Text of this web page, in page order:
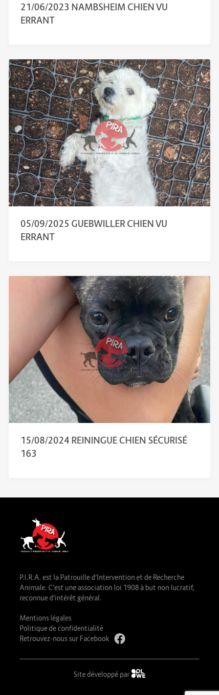
21/06/2023 NAMBSHEIM CHIEN VU
ERRANT
05/09/2025 GUEBWILLER CHIEN VU
ERRANT
15/08/2024 REININGUE CHIEN SÉCURISÉ
163
P.I.R.A. est la Patrouille d’Intervention et de Recherche
Animale. C’est une association loi 1908 à but non lucratif,
reconnue d’intérêt général.
Mentions légales
Politique de confidentialité
Retrouvez-nous sur Facebook
Site développé par